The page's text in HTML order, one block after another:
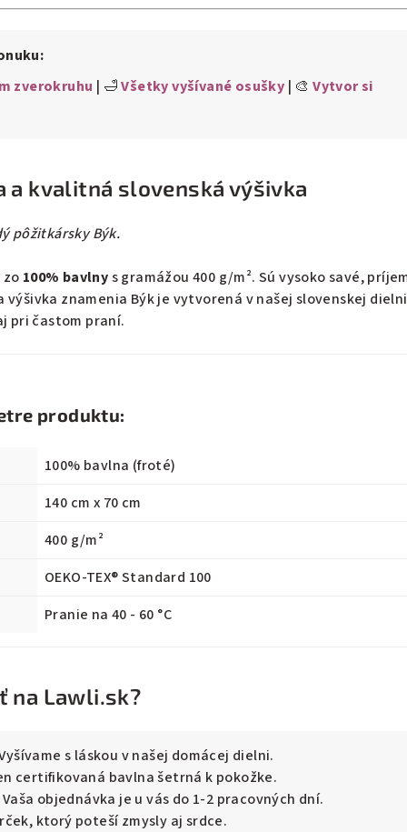
zverokruhu | 🛁Všetky vyšívané osušky | 🎨Vytvor si
a kvalitná slovenská výšivka
pôžitkársky Býk.
zo 100% bavlnys gramážou 400 g/m². Sú vysoko savé,
výšivka znamenia Býk je vytvorená v našej slovenskej
pri častom praní.
produktu:
100% bavlna (froté)
140 cm x 70 cm
400 g/m²
OEKO-TEX® Standard 100
Pranie na 40 - 60 °C
na Lawli.sk?
s láskou v našej domácej dielni.
certifikovaná bavlna šetrná k pokožke.
Vaša objednávka je u vás do 1-2 pracovných dní.
ktorý poteší zmysly aj srdce.